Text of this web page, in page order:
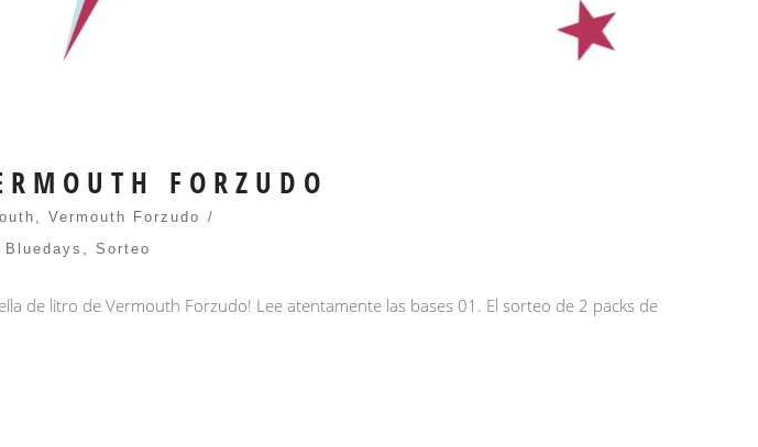
FORZUDO
Vermouth Forzudo
Sorteo
de litro de Vermouth Forzudo! Lee atentamente las bases 01. El sorteo de 2 packs de